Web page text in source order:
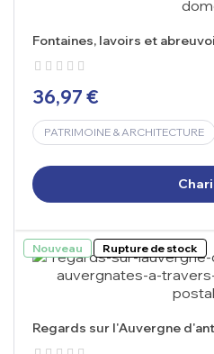
Fontaines, lavoirs et
36,97 €
PATRIMOINE & ARCHITECTURE
Nouveau Rupture de stock
Regards sur l'Auvergne
Auvergnates à...